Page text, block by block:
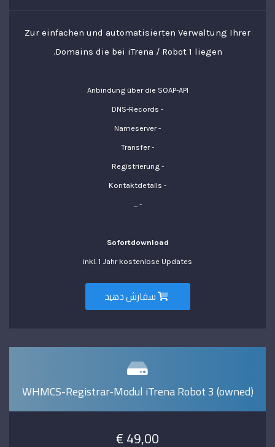
Zur einfachen und automatisierten Verwaltung Ihrer
Domains die bei iTrena / Robot 1 liegen.
Anbindung über die SOAP-API
- DNS-Records
- Nameserver
- Transfer
- Registrierung
- Kontaktdetails
- ...
Sofortdownload
inkl. 1 Jahr kostenlose Updates
سفارش دهید
WHMCS-Registrar-Modul iTrena Robot 3 (owned)
49,00 €